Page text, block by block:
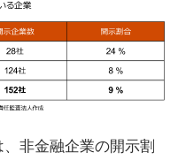
非金融企業の開示割